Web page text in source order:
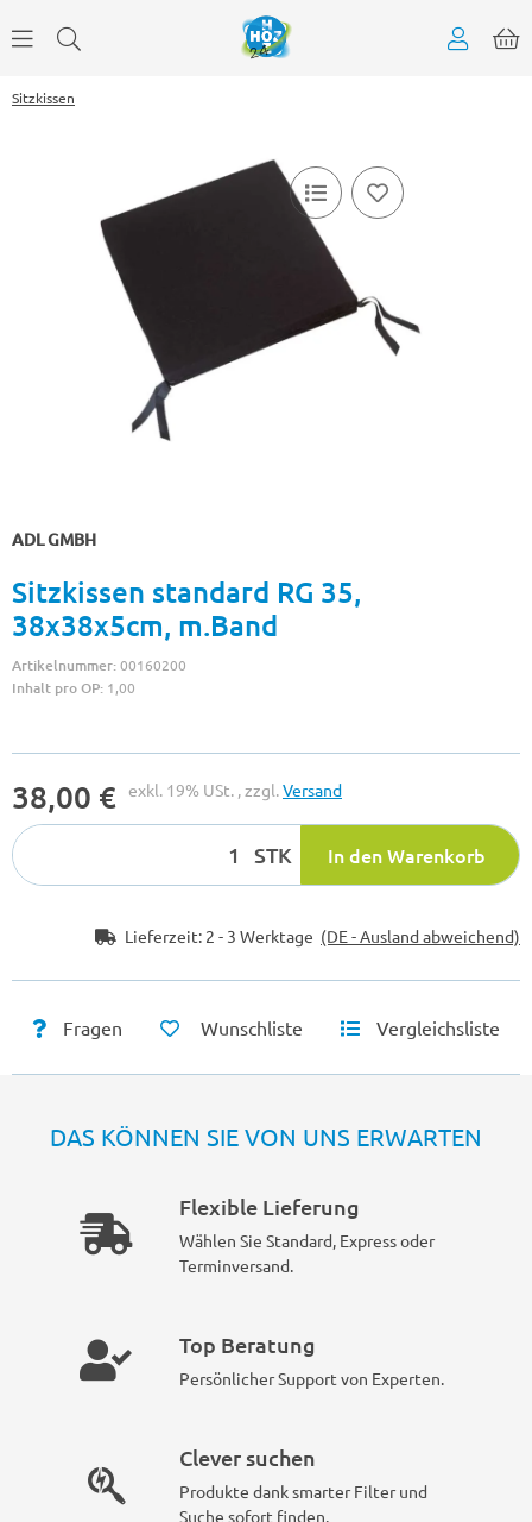
Sitzkissen
ADL GMBH
Sitzkissen standard RG 35,
38x38x5cm, m.Band
Artikelnummer:00160200
Inhalt pro OP: 1,00
38,00 € exkl. 19% USt. , zzgl.Versand
STK In den Warenkorb
Lieferzeit: 2 - 3 Werktage (DE - Ausland abweichend)
Fragen Wunschliste Vergleichsliste
DAS KÖNNEN SIE VON UNS ERWARTEN
Flexible Lieferung
Wählen Sie Standard, Express oder
Terminversand.
Top Beratung
Persönlicher Support von Experten.
Clever suchen
Produkte dank smarter Filter und
Suche sofort finden.